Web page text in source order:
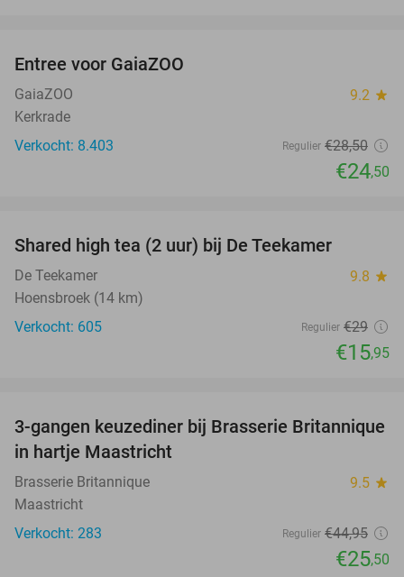
Entree voor GaiaZOO
GaiaZOO 9.2 star
Kerkrade
Verkocht: 8.403
Regulier €28,50
€24,50
Shared high tea (2 uur) bij De Teekamer
De Teekamer 9.8 star
Hoensbroek (14 km)
Verkocht: 605
Regulier €29
€15,95
43%
3-gangen keuzediner bij Brasserie Britannique
in hartje Maastricht
Brasserie Britannique 9.5 star
Maastricht
Verkocht: 283
Regulier €44,95
€25,50